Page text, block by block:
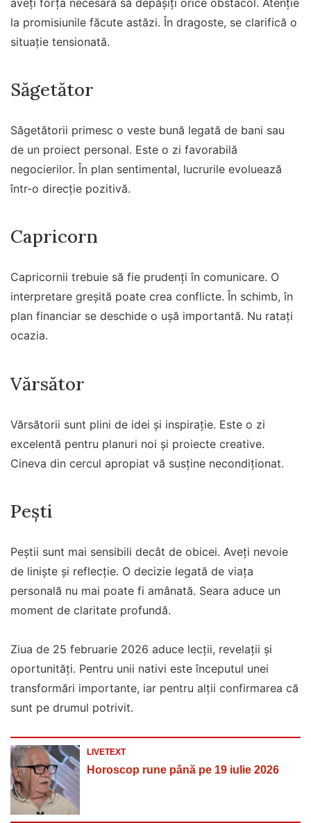
la promisiunile făcute astăzi. În dragoste, se clarifică o
situație tensionată.
Săgetător
Săgetătorii primesc o veste bună legată de bani sau
de un proiect personal. Este o zi favorabilă
negocierilor. În plan sentimental, lucrurile evoluează
într-o direcție pozitivă.
Capricorn
Capricornii trebuie să fie prudenți în comunicare. O
interpretare greșită poate crea conflicte. În schimb, în
plan financiar se deschide o ușă importantă. Nu ratați
ocazia.
Vărsător
Vărsătorii sunt plini de idei și inspirație. Este o zi
excelentă pentru planuri noi și proiecte creative.
Cineva din cercul apropiat vă susține necondiționat.
Pești
Peștii sunt mai sensibili decât de obicei. Aveți nevoie
de liniște și reflecție. O decizie legată de viața
personală nu mai poate fi amânată. Seara aduce un
moment de claritate profundă.
Ziua de 25 februarie 2026 aduce lecții, revelații și
oportunități. Pentru unii nativi este începutul unei
transformări importante, iar pentru alții confirmarea că
sunt pe drumul potrivit.
LIVETEXT
Horoscop rune până pe 19 iulie 2026